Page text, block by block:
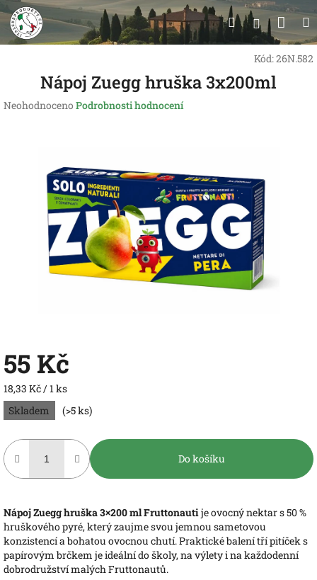
Přejít
na
obsah
Hledat
Kód:26N.582
Nápoj Zuegg hruška 3x200ml
Průměrné
hvězdiček.
Neohodnoceno Podrobnosti hodnocení
55 Kč
Měrná
cena:
18,33 Kč / 1 ks
Skladem
(>5 ks)
Do košíku
Nápoj Zuegg hruška 3×200 mlFruttonauti je ovocný nektar s 50 %
hruškového pyré, který zaujme svou jemnou sametovou
konzistencí a bohatou ovocnou chutí. Praktické balení tří pitíček s
papírovým brčkem je ideální do školy, na výlety i na každodenní
dobrodružství malých Fruttonautů.